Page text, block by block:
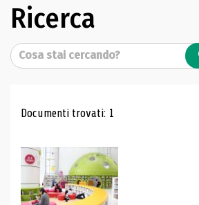
Ricerca
Cerca
Risultati di ricerca
Documenti trovati: 1